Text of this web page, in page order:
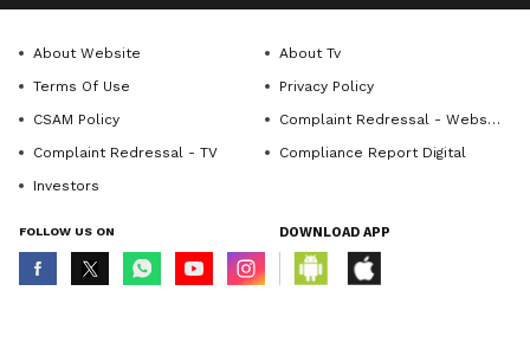
About Website
About Tv
Terms Of Use
Privacy Policy
CSAM Policy
Complaint Redressal - Website
Complaint Redressal - TV
Compliance Report Digital
Investors
FOLLOW US ON DOWNLOAD APP